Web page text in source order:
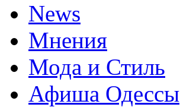
News
Мнения
Мода и Стиль
Афиша Одессы